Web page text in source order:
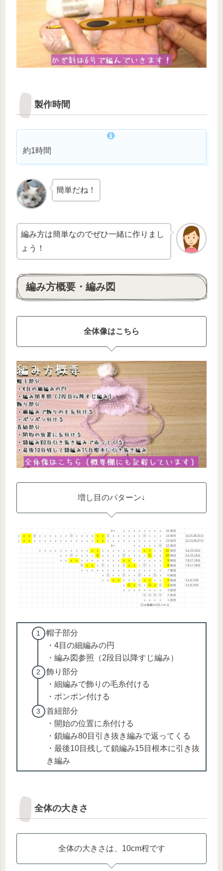
製作時間
約1時間
簡単だね！
編み方は簡単なのでぜひ一緒に作りまし
ょう！
編み方概要・編み図
全体像はこちら
増し目のパターン↓
帽子部分
・4目の細編みの円
・編み図参照（2段目以降すじ編み）
飾り部分
・細編みで飾りの毛糸付ける
・ポンポン付ける
首紐部分
・開始の位置に糸付ける
・鎖編み80目引き抜き編みで返ってくる
・最後10目残して鎖編み15目根本に引き抜
き編み
全体の大きさ
全体の大きさは、10cm程です